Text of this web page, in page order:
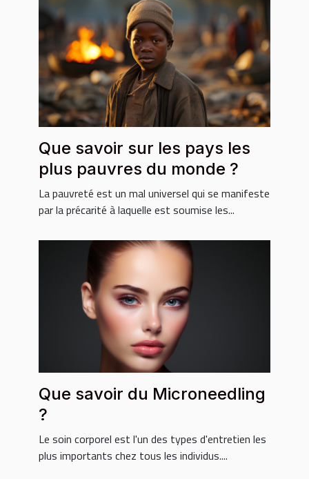
Que savoir sur les pays les
plus pauvres du monde ?
La pauvreté est un mal universel qui se manifeste
par la précarité à laquelle est soumise les...
Que savoir du Microneedling
?
Le soin corporel est l'un des types d'entretien les
plus importants chez tous les individus....